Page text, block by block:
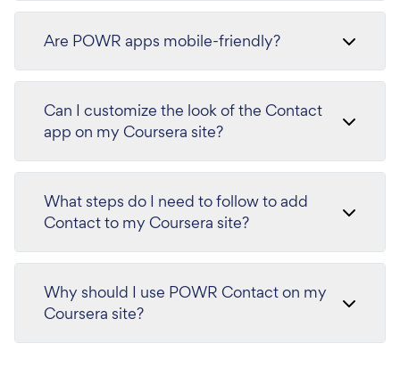
Are POWR apps mobile-friendly?
Can I customize the look of the Contact
app on my Coursera site?
What steps do I need to follow to add
Contact to my Coursera site?
Why should I use POWR Contact on my
Coursera site?